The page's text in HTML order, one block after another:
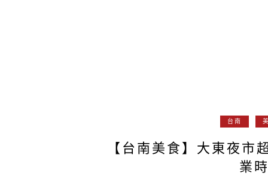
台南
【台南美食】大東夜市
業